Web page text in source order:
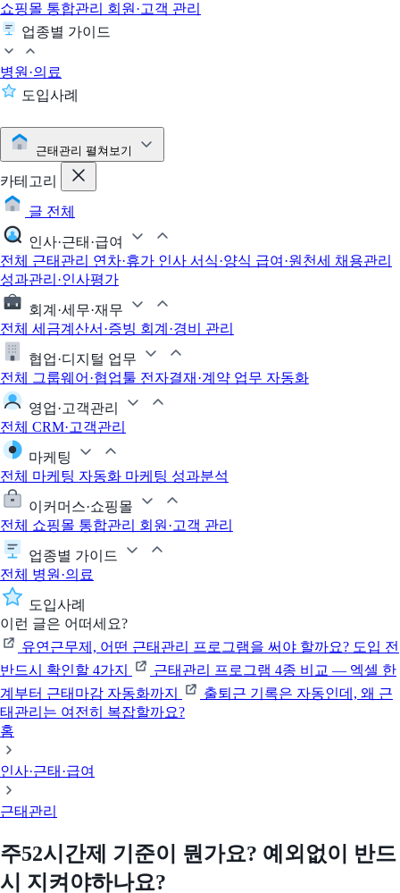
쇼핑몰 통합관리 회원·고객 관리
업종별 가이드
병원·의료
도입사례
근태관리 펼쳐보기
카테고리
글 전체
인사·근태·급여
전체 근태관리 연차·휴가 인사 서식·양식 급여·원천세 채용관리
성과관리·인사평가
회계·세무·재무
전체 세금계산서·증빙 회계·경비 관리
협업·디지털 업무
전체
그룹웨어·협업툴 전자결재·계약 업무 자동화
영업·고객관리
전체 CRM·고객관리
마케팅
전체 마케팅 자동화 마케팅 성과분석
이커머스·쇼핑몰
전체 쇼핑몰 통합관리 회원·고객 관리
업종별 가이드
전체 병원·의료
도입사례
이런 글은 어떠세요?
유연근무제, 어떤 근태관리 프로그램을 써야 할까요? 도입 전
반드시 확인할 4가지
근태관리 프로그램 4종 비교 — 엑셀 한
계부터 근태마감 자동화까지
출퇴근 기록은 자동인데, 왜 근
태관리는 여전히 복잡할까요?
홈
인사·근태·급여
근태관리
주52시간제 기준이 뭔가요? 예외없이 반드
시 지켜야하나요?